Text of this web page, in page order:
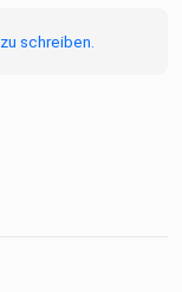
schreiben.